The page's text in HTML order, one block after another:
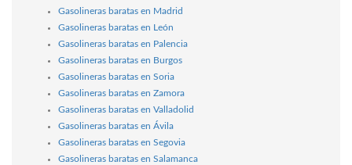
Gasolineras baratas en Madrid
Gasolineras baratas en León
Gasolineras baratas en Palencia
Gasolineras baratas en Burgos
Gasolineras baratas en Soria
Gasolineras baratas en Zamora
Gasolineras baratas en Valladolid
Gasolineras baratas en Ávila
Gasolineras baratas en Segovia
Gasolineras baratas en Salamanca